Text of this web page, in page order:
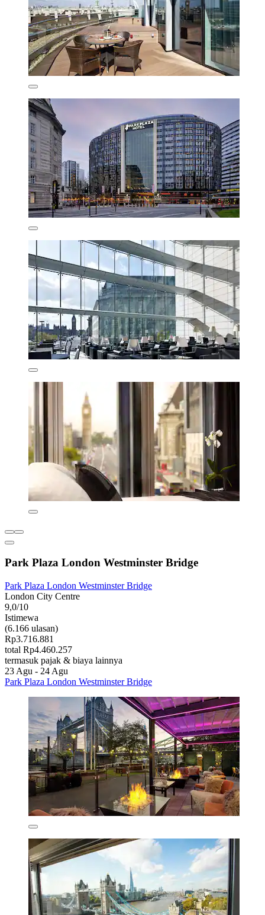
Park Plaza London Westminster Bridge
Park Plaza London Westminster Bridge
London City Centre
9,0/10
Istimewa
(6.166 ulasan)
Rp3.716.881
total Rp4.460.257
termasuk pajak & biaya lainnya
23 Agu - 24 Agu
Park Plaza London Westminster Bridge